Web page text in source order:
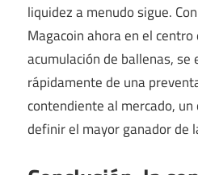
liquidez a menudo sigue.
Magacoin ahora en el
acumulación de ballenas, se
rápidamente de una
contendiente al mercado,
definir el mayor ganador de